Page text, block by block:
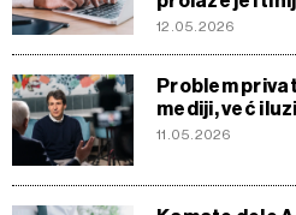
12.05.2026
Problem
mediji, već
11.05.2026